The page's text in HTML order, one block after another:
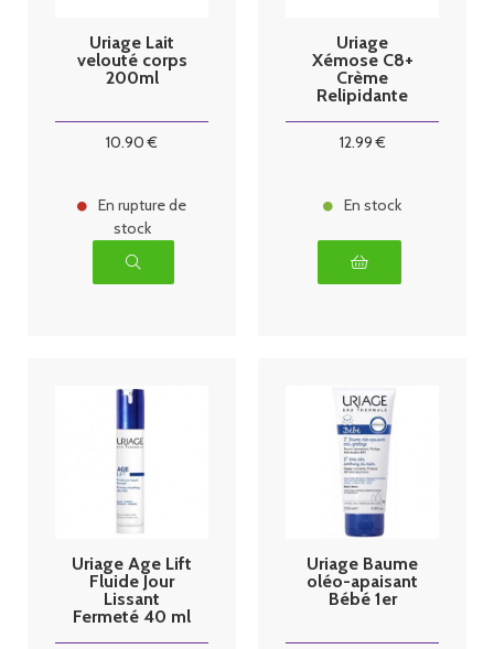
Uriage Lait
velouté corps
200ml
10.90 €
En rupture de
stock
Uriage
Xémose C8+
Crème
Relipidante
12.99€
En stock
Uriage Age Lift
Fluide Jour
Lissant
Fermeté 40 ml
Uriage Baume
oléo-apaisant
Bébé 1er